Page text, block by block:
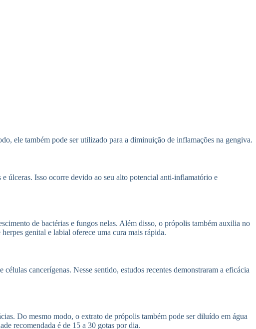
ele também pode ser utilizado para a diminuição de inflamações na gengiva.
úlceras. Isso ocorre devido ao seu alto potencial anti-inflamatório e
de bactérias e fungos nelas. Além disso, o própolis também auxilia no
genital e labial oferece uma cura mais rápida.
cancerígenas. Nesse sentido, estudos recentes demonstraram a eficácia
Do mesmo modo, o extrato de própolis também pode ser diluído em água
recomendada é de 15 a 30 gotas por dia.